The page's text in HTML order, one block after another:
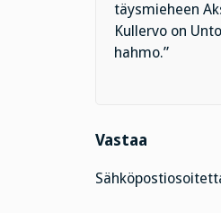
täysmieheen
Kullervo on
hahmo.”
Vastaa